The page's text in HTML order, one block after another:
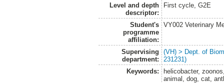
Level and depth
descriptor:
First cycle, G2E
Student's
programme
affiliation:
VY002 Veterinary
Supervising
department:
(VH) > Dept. of
231231)
Keywords:
helicobacter,
animal, dog, cat,